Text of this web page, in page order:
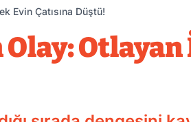
Evin Çatısına Düştü!